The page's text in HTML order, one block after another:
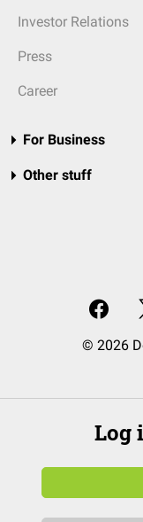
Investor Relations
Press
Career
For Business
Other stuff
© 2026
Log